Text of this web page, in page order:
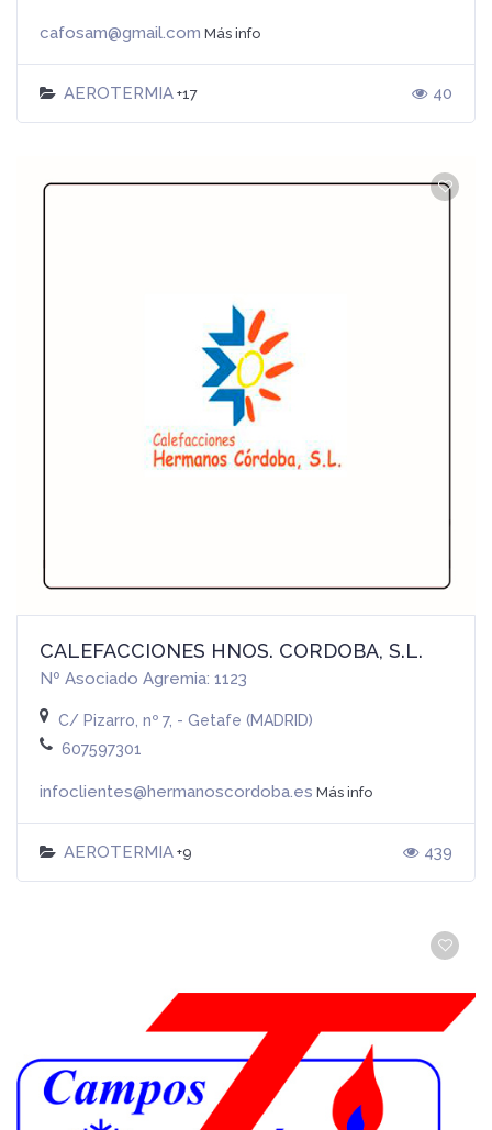
cafosam@gmail.com Más info
AEROTERMIA +17 40
CALEFACCIONES HNOS. CORDOBA, S.L.
Nº Asociado Agremia: 1123
C/ Pizarro, nº 7, - Getafe (MADRID)
607597301
infoclientes@hermanoscordoba.es Más info
AEROTERMIA +9 439